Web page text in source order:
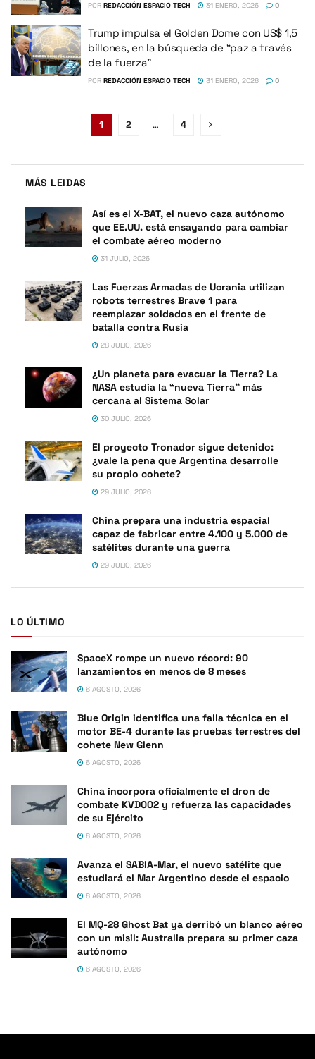
POR REDACCIÓN ESPACIO TECH 31 ENERO, 2026 0
Trump impulsa el Golden Dome con US$ 1,5
billones, en la búsqueda de “paz a través
de la fuerza”
POR REDACCIÓN ESPACIO TECH 31 ENERO, 2026 0
1 2 … 4
MÁS LEIDAS
Así es el X-BAT, el nuevo caza autónomo
que EE.UU. está ensayando para cambiar
el combate aéreo moderno
31 JULIO, 2026
Las Fuerzas Armadas de Ucrania utilizan
robots terrestres Brave 1 para
reemplazar soldados en el frente de
batalla contra Rusia
28 JULIO, 2026
¿Un planeta para evacuar la Tierra? La
NASA estudia la “nueva Tierra” más
cercana al Sistema Solar
30 JULIO, 2026
El proyecto Tronador sigue detenido:
¿vale la pena que Argentina desarrolle
su propio cohete?
29 JULIO, 2026
China prepara una industria espacial
capaz de fabricar entre 4.100 y 5.000 de
satélites durante una guerra
29 JULIO, 2026
LO ÚLTIMO
SpaceX rompe un nuevo récord: 90
lanzamientos en menos de 8 meses
6 AGOSTO, 2026
Blue Origin identifica una falla técnica en el
motor BE-4 durante las pruebas terrestres del
cohete New Glenn
6 AGOSTO, 2026
China incorpora oficialmente el dron de
combate KVD002 y refuerza las capacidades
de su Ejército
6 AGOSTO, 2026
Avanza el SABIA-Mar, el nuevo satélite que
estudiará el Mar Argentino desde el espacio
6 AGOSTO, 2026
El MQ-28 Ghost Bat ya derribó un blanco aéreo
con un misil: Australia prepara su primer caza
autónomo
6 AGOSTO, 2026